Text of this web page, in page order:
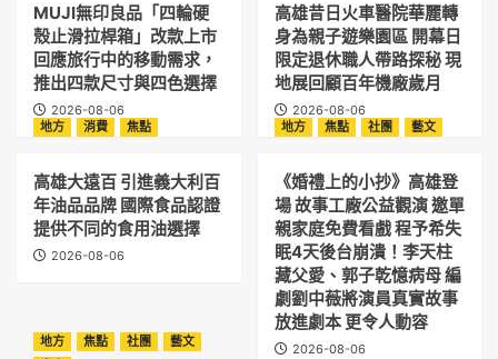
MUJI無印良品「四輪硬
殼止滑拉桿箱」改款上市
回應旅行中的移動需求，
推出四款尺寸與四色選擇
2026-08-06
高雄昔日火車醫院華麗轉
身為親子遊樂園區 開幕日
限定退休職人帶路探秘 現
地展回顧百年機廠歲月
2026-08-06
地方
消費 焦點
高雄大遠百 引進義大利百
年油品品牌 國際食品認證
提供不同的食用油選擇
2026-08-06
地方 焦點 社團 藝文
《婚禮上的小抄》高雄登
場 故事工廠公益觀演 邀單
親家庭免費看戲 程予希失
眠4天後台崩潰！李天柱
藏父愛、郭子乾憶病母 編
劇劉中薇將演員真實故事
放進劇本 更令人動容
2026-08-06
地方 焦點 社團
藝文